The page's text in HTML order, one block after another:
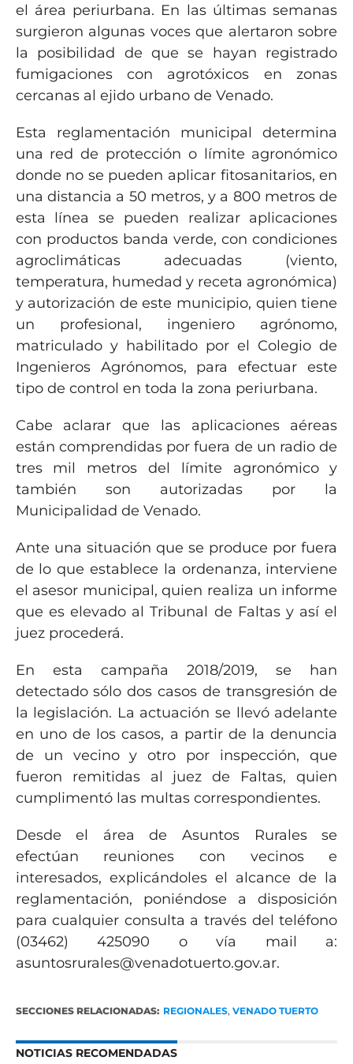
el área periurbana. En las últimas semanas
surgieron algunas voces que alertaron sobre
la posibilidad de que se hayan registrado
fumigaciones con agrotóxicos en zonas
cercanas al ejido urbano de Venado.
Esta reglamentación municipal determina
una red de protección o límite agronómico
donde no se pueden aplicar fitosanitarios, en
una distancia a 50 metros, y a 800 metros de
esta línea se pueden realizar aplicaciones
con productos banda verde, con condiciones
agroclimáticas adecuadas (viento,
temperatura, humedad y receta agronómica)
y autorización de este municipio, quien tiene
un profesional, ingeniero agrónomo,
matriculado y habilitado por el Colegio de
Ingenieros Agrónomos, para efectuar este
tipo de control en toda la zona periurbana.
Cabe aclarar que las aplicaciones aéreas
están comprendidas por fuera de un radio de
tres mil metros del límite agronómico y
también son autorizadas por la
Municipalidad de Venado.
Ante una situación que se produce por fuera
de lo que establece la ordenanza, interviene
el asesor municipal, quien realiza un informe
que es elevado al Tribunal de Faltas y así el
juez procederá.
En esta campaña 2018/2019, se han
detectado sólo dos casos de transgresión de
la legislación. La actuación se llevó adelante
en uno de los casos, a partir de la denuncia
de un vecino y otro por inspección, que
fueron remitidas al juez de Faltas, quien
cumplimentó las multas correspondientes.
Desde el área de Asuntos Rurales se
efectúan reuniones con vecinos e
interesados, explicándoles el alcance de la
reglamentación, poniéndose a disposición
para cualquier consulta a través del teléfono
(03462) 425090 o vía mail a:
asuntosrurales@venadotuerto.gov.ar.
SECCIONES RELACIONADAS: REGIONALES, VENADO TUERTO
NOTICIAS RECOMENDADAS